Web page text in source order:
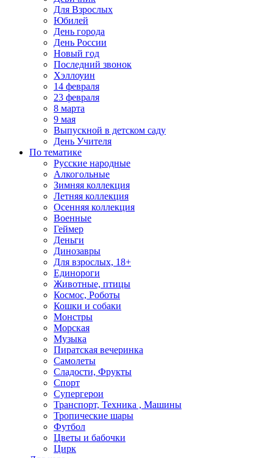
Для Взрослых
Юбилей
День города
День России
Новый год
Последний звонок
Хэллоуин
14 февраля
23 февраля
8 марта
9 мая
Выпускной в детском саду
День Учителя
По тематике
Русские народные
Алкогольные
Зимняя коллекция
Летняя коллекция
Осенняя коллекция
Военные
Геймер
Деньги
Динозавры
Для взрослых, 18+
Единороги
Животные, птицы
Космос, Роботы
Кошки и собаки
Монстры
Морская
Музыка
Пиратская вечеринка
Самолеты
Сладости, Фрукты
Спорт
Супергерои
Транспорт, Техника , Машины
Тропические шары
Футбол
Цветы и бабочки
Цирк